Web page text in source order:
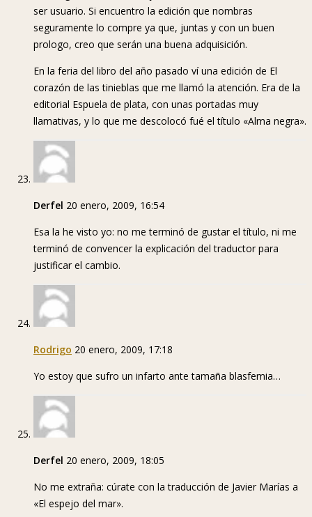
ser usuario. Si encuentro la edición que nombras
seguramente lo compre ya que, juntas y con un buen
prologo, creo que serán una buena adquisición.
En la feria del libro del año pasado ví una edición de El
corazón de las tinieblas que me llamó la atención. Era de la
editorial Espuela de plata, con unas portadas muy
llamativas, y lo que me descolocó fué el título «Alma negra».
Derfel 20 enero, 2009, 16:54
Esa la he visto yo: no me terminó de gustar el título, ni me
terminó de convencer la explicación del traductor para
justificar el cambio.
Rodrigo 20 enero, 2009, 17:18
Yo estoy que sufro un infarto ante tamaña blasfemia…
Derfel 20 enero, 2009, 18:05
No me extraña: cúrate con la traducción de Javier Marías a
«El espejo del mar».